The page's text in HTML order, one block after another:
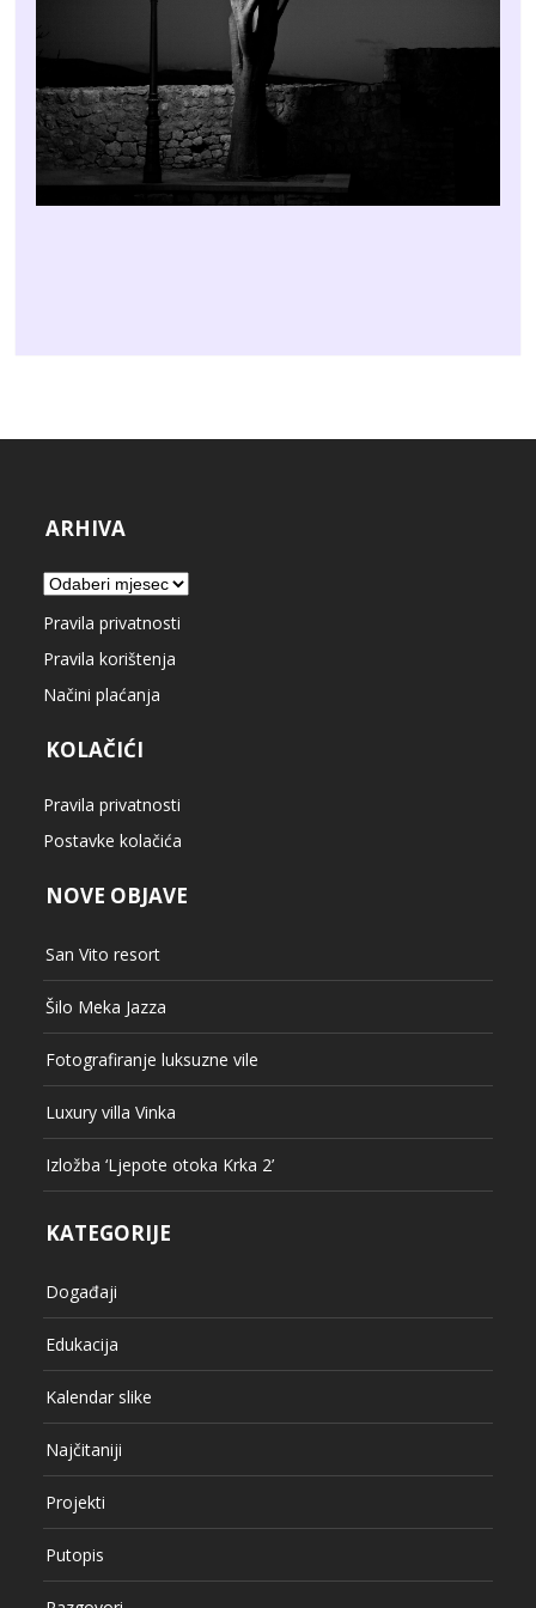
ARHIVA
Arhiva
Pravila privatnosti
Pravila korištenja
Načini plaćanja
KOLAČIĆI
Pravila privatnosti
Postavke kolačića
NOVE OBJAVE
San Vito resort
Šilo Meka Jazza
Fotografiranje luksuzne vile
Luxury villa Vinka
Izložba ‘Ljepote otoka Krka 2’
KATEGORIJE
Događaji
Edukacija
Kalendar slike
Najčitaniji
Projekti
Putopis